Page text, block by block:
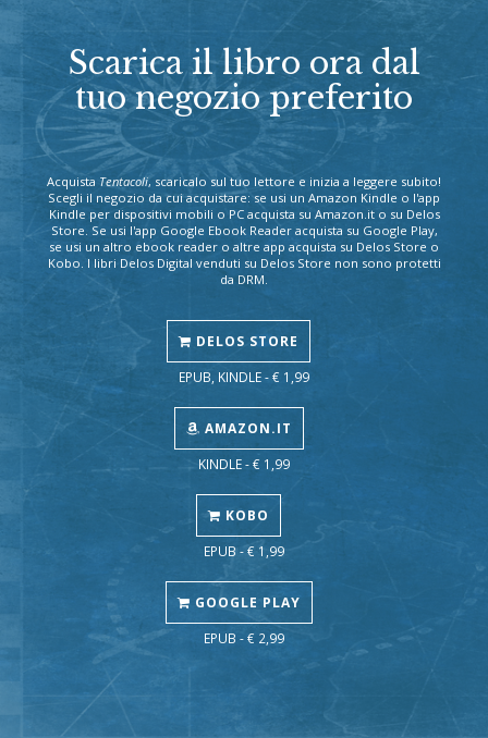
Scarica il libro ora dal
tuo negozio preferito
Acquista Tentacoli, scaricalo sul tuo lettore e inizia a leggere subito!
Scegli il negozio da cui acquistare: se usi un Amazon Kindle o l'app
Kindle per dispositivi mobili o PC acquista su Amazon.it o su Delos
Store. Se usi l'app Google Ebook Reader acquista su Google Play,
se usi un altro ebook reader o altre app acquista su Delos Store o
Kobo. I libri Delos Digital venduti su Delos Store non sono protetti
da DRM.
DELOS STORE
EPUB, KINDLE - € 1,99
AMAZON.IT
KINDLE - € 1,99
KOBO
EPUB - € 1,99
GOOGLE PLAY
EPUB - € 2,99